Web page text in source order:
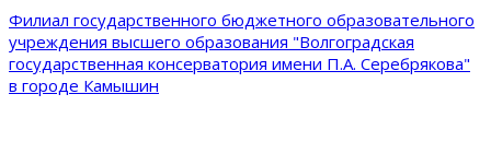
Филиал государственного бюджетного образовательного
учреждения высшего образования "Волгоградская
государственная консерватория имени П.А. Серебрякова"
в городе Камышин